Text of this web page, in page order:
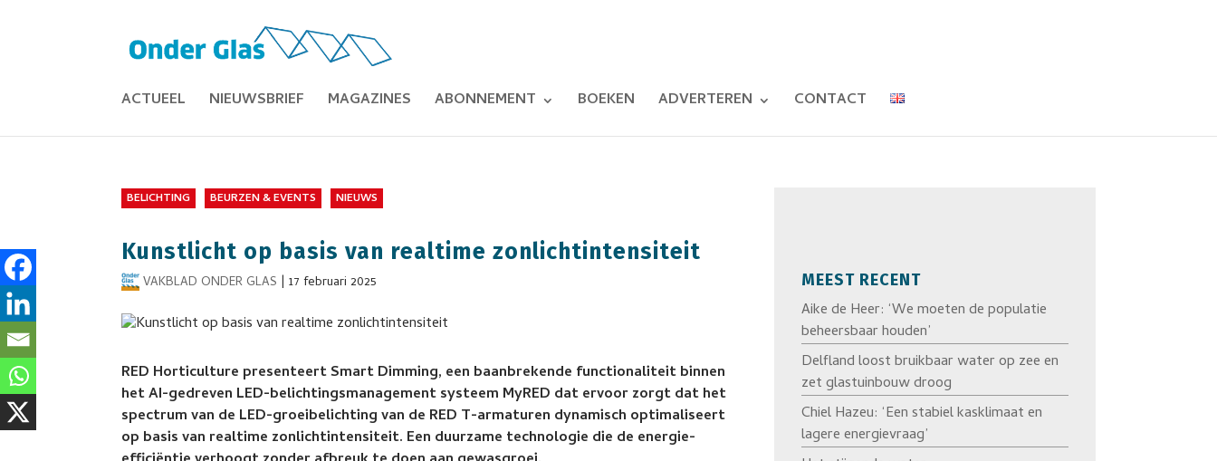
ACTUEEL NIEUWSBRIEF MAGAZINES ABONNEMENT BOEKEN ADVERTEREN CONTACT
BELICHTING BEURZEN & EVENTS NIEUWS
Kunstlicht op basis van realtime zonlichtintensiteit
VAKBLAD ONDER GLAS |17 februari 2025
RED Horticulture presenteert Smart Dimming, een baanbrekende functionaliteit binnen
het AI-gedreven LED-belichtingsmanagement systeem MyRED dat ervoor zorgt dat het
spectrum van de LED-groeibelichting van de RED T-armaturen dynamisch optimaliseert
op basis van realtime zonlichtintensiteit. Een duurzame technologie die de energie-
MEEST RECENT
Aike de Heer: ‘We moeten de populatie
beheersbaar houden’
Delfland loost bruikbaar water op zee en
zet glastuinbouw droog
Chiel Hazeu: ‘Een stabiel kasklimaat en
lagere energievraag’